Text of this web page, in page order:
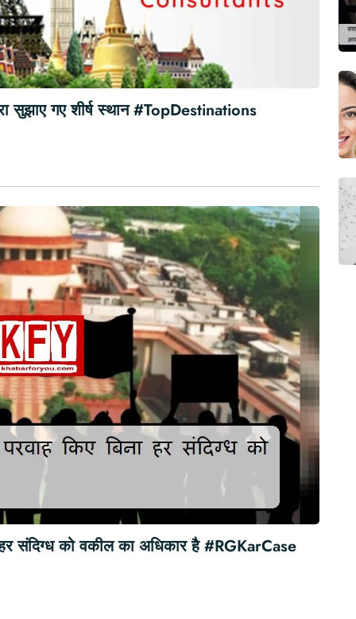
सुझाए गए शीर्ष स्थान #TopDestinations
संदिग्ध को वकील का अधिकार है #RGKarCase